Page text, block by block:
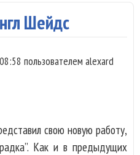
Шейдс
пользователем alexard
свою новую работу,
Как и в предыдущих